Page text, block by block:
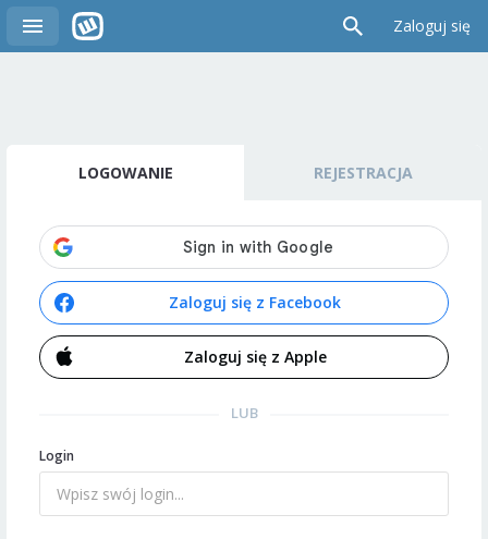
Zaloguj się
LOGOWANIE REJESTRACJA
Zaloguj się z Facebook
Zaloguj się z Apple
LUB
Login